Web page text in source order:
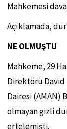
Mahkemesi
Açıklamada,
NE OLMUŞTU
Mahkeme, 29
Direktörü David
Dairesi (AMAN)
olmayan gizli
ertelemişti.